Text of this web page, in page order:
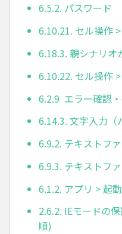
6.5.2. パスワード
6.10.21. セル操作
6.18.3. 親シナリオ
6.10.22. セル操作
6.2.9 エラー確認・
6.14.3. 文字入力（
6.9.2. テキストフ
6.9.3. テキストフ
6.1.2. アプリ > 起
2.6.2. IEモードの
順)